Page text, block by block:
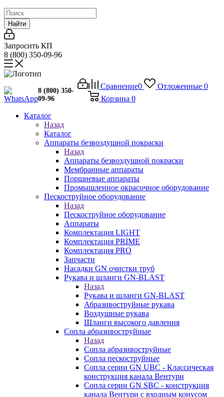
Найти
Запросить КП
8 (800) 350-09-96
Сравнение0 Отложенные 0
Корзина 0
8 (800) 350-
09-96
Каталог
Назад
Каталог
Аппараты безвоздушной покраски
Назад
Аппараты безвоздушной покраски
Мембранные аппараты
Поршневые аппараты
Промышленное окрасочное оборудование
Пескоструйное оборудование
Назад
Пескоструйное оборудование
Аппараты
Комплектация LIGHT
Комплектация PRIME
Комплектация PRO
Запчасти
Насадки GN очистки труб
Рукава и шланги GN-BLAST
Назад
Рукава и шланги GN-BLAST
Абразивоструйные рукава
Воздушные рукава
Шланги высокого давления
Сопла абразивоструйные
Назад
Сопла абразивоструйные
Сопла пескоструйные
Сопла серии GN UBC - Классическая
конструкция канала Вентури
Сопла серии GN SBC - конструкция
канала Вентури c входным конусом